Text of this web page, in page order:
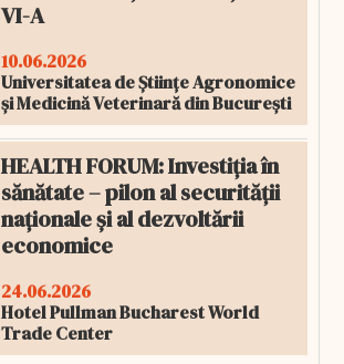
VI-A
10.06.2026
Universitatea de Științe Agronomice
și Medicină Veterinară din București
HEALTH FORUM: Investiția în
sănătate – pilon al securității
naționale și al dezvoltării
economice
24.06.2026
Hotel Pullman Bucharest World
Trade Center